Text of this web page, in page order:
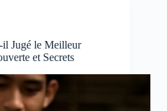
il Jugé le Meilleur
et Secrets